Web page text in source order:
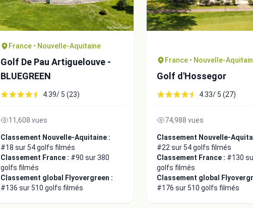
France • Nouvelle-Aquitaine
Golf De Pau Artiguelouve -
BLUEGREEN
4.39/ 5 (23)
11,608 vues
Classement Nouvelle-Aquitaine :
#18 sur 54 golfs filmés
Classement France : #90 sur 380
golfs filmés
Classement global Flyovergreen :
#136 sur 510 golfs filmés
France • Nouvelle-
Golf d'Hossegor
4.33/ 5 (27)
74,988 vues
Classement Nouvelle-
#22 sur 54 golfs filmés
Classement France : #130
golfs filmés
Classement global
#176 sur 510 golfs filmés